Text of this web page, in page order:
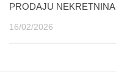
PRODAJU NEKRETNINA
16/02/2026